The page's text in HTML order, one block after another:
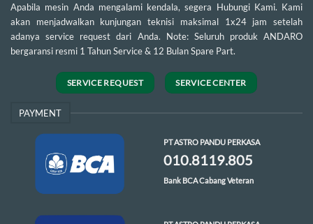
Apabila mesin Anda mengalami kendala, segera Hubungi Kami. Kami
akan menjadwalkan kunjungan teknisi maksimal 1x24 jam setelah
adanya service request dari Anda. Note: Seluruh produk ANDARO
bergaransi resmi 1 Tahun Service & 12 Bulan Spare Part.
SERVICE REQUEST SERVICE CENTER
PAYMENT
PT ASTRO PANDU PERKASA
010.8119.805
Bank BCA Cabang Veteran